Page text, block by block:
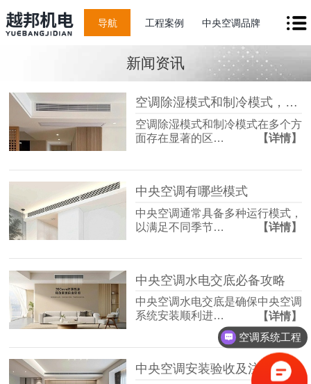
导航 工程案例 中央空调品牌
新闻资讯
空调除湿模式和制冷模式，有什么区别？
空调除湿模式和制冷模式在多个方
面存在显著的区…
【详情】
中央空调有哪些模式
中央空调通常具备多种运行模式，
以满足不同季节…
【详情】
中央空调水电交底必备攻略
中央空调水电交底是确保中央空调
系统安装顺利进…
【详情】
中央空调安装验收及注意点
空调系统工程